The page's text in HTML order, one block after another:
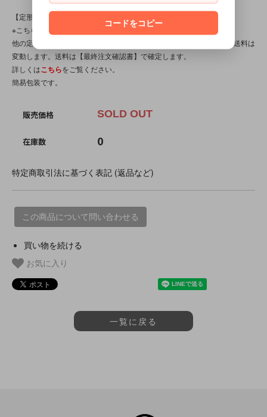
【定形外対応商品】
※こちらの商品は【サイズ規格外・(7)～100gまで】です。
他の定形外対応商品と複数購入される場合は、サイズや重量によって送料は
変動します。送料は【最終注文確認書】で確定します。
詳しくはこちらをご覧ください。
簡易包装です。
販売価格 SOLD OUT
在庫数 0
特定商取引法に基づく表記 (返品など)
この商品について問い合わせる
買い物を続ける
お気に入り
一覧に戻る
コードをコピー